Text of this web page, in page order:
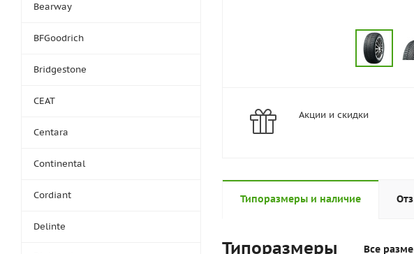
Акции и скидки
Типоразмеры и наличие
Типоразмеры Все
Bearway
BFGoodrich
Bridgestone
CEAT
Centara
Continental
Cordiant
Delinte